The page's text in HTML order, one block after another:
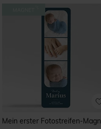
Mein erster Fotostreifen-Magn